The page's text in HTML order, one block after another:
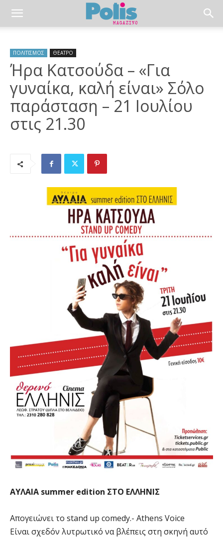
ΠΟΛΙΤΙΣΜΟΣ ΘΕΑΤΡΟ
Ήρα Κατσούδα – «Για
γυναίκα, καλή είναι» Σόλο
παράσταση – 21 Ιουλίου
στις 21.30
ΑΥΛΑΙΑ summer edition ΣΤΟ ΕΛΛΗΝΙΣ
Απογειώνει το stand up comedy.- Athens Voice
Είναι σχεδόν λυτρωτικό να βλέπεις στη σκηνή αυτό